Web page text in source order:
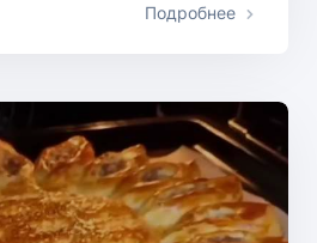
Подробнее